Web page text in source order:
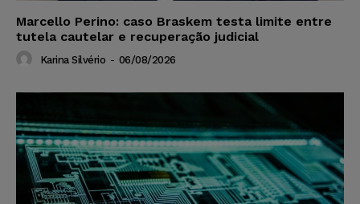
Marcello Perino: caso Braskem testa limite entre
tutela cautelar e recuperação judicial
Karina Silvério - 06/08/2026